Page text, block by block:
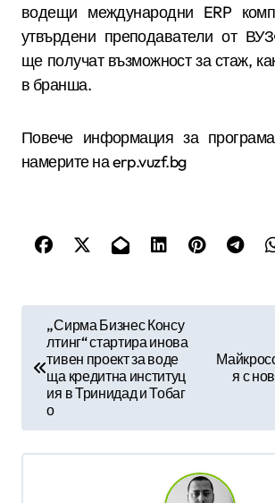
водещи международни ERP
утвърдени преподаватели от
ще получат възможност за стаж,
в бранша.
Повече информация за
намерите на erp.vuzf.bg
в
г
„Сирма Бизнес Консу
лтинг“ стартира инова
тивен проект за воде
ща кредитна институц
ия в Тринидад и Тобаг
о
я с